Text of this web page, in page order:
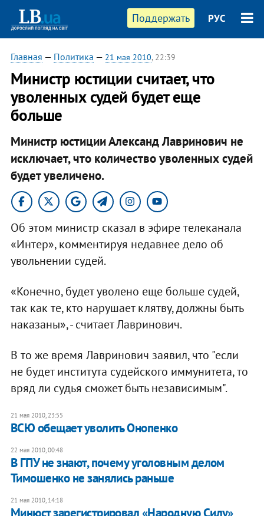
Поддержать РУС
Главная — Политика — 21 мая 2010, 22:39
Министр юстиции считает, что
уволенных судей будет еще
больше
Министр юстиции Александ Лавринович не
исключает, что количество уволенных судей
будет увеличено.
Об этом министр сказал в эфире телеканала
«Интер», комментируя недавнее дело об
увольнении судей.
«Конечно, будет уволено еще больше судей,
так как те, кто нарушает клятву, должны быть
наказаны», - считает Лавринович.
В то же время Лавринович заявил, что "если
не будет института судейского иммунитета, то
вряд ли судья сможет быть независимым".
21 мая 2010, 23:55
ВСЮ обещает уволить Онопенко
22 мая 2010, 00:48
В ГПУ не знают, почему уголовным делом
Тимошенко не занялись раньше
21 мая 2010, 14:18
Минюст зарегистрировал «Народную Силу»